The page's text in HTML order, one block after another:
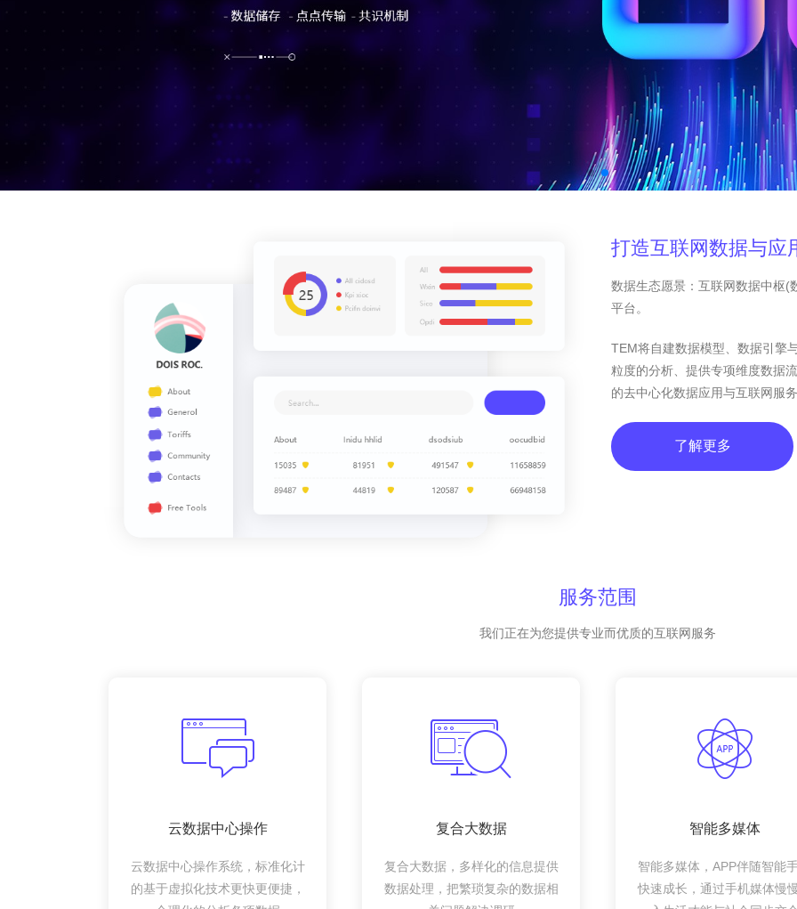
打造互联网数据与应
数据生态愿景：互联网数据中枢(
平台。
TEM将自建数据模型、数据引擎
粒度的分析、提供专项维度数据
的去中心化数据应用与互联网服
了解更多
服务范围
我们正在为您提供专业而优质的互联网服务
云数据中心操作
云数据中心操作系统，标准化计
的基于虚拟化技术更快更便捷，
复合大数据
复合大数据，多样化的信息提供
数据处理，把繁琐复杂的数据相
智能多媒体
智能多媒体，APP伴随智能
快速成长，通过手机媒体慢